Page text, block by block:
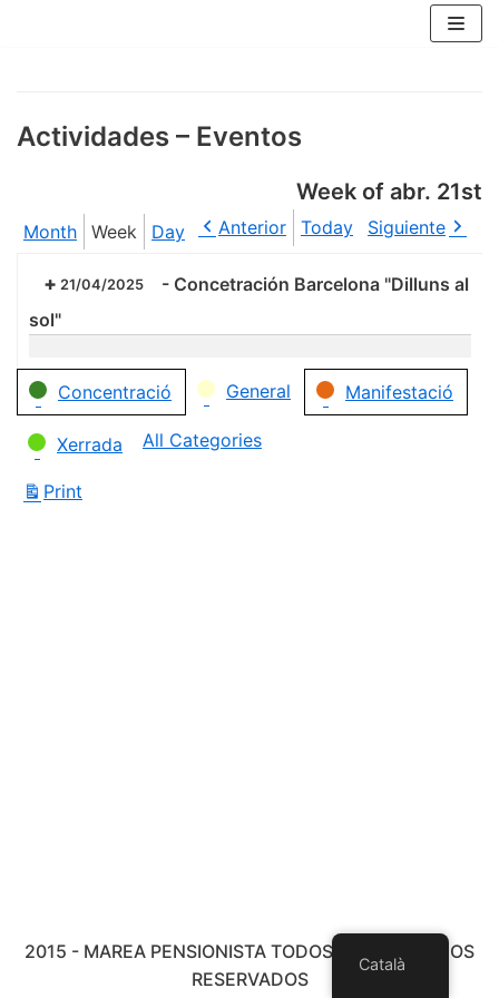
Actividades – Eventos
Week of abr. 21st
Month Week Day Anterior Today Siguiente
21/04/2025 - Concetración Barcelona "Dilluns al
sol"
Categories
Concentració General Manifestació
Xerrada All Categories
Print
2015 - MAREA PENSIONISTA TODOS LOS DERECHOS
RESERVADOS
Català